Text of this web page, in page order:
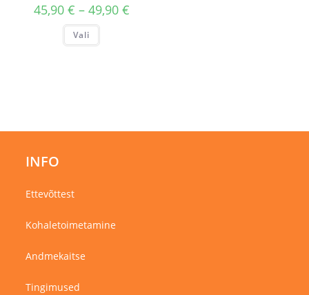
45,90 € – 49,90 €Hinnavahemik:
45,90 €
Vali
Sellel
INFO
Ettevõttest
Kohaletoimetamine
Andmekaitse
Tingimused